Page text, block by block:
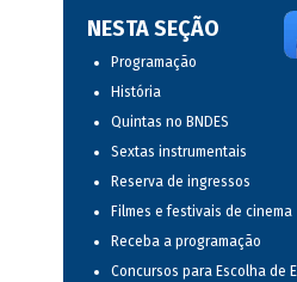
NESTA SEÇÃO
Programação
História
Quintas no BNDES
Sextas instrumentais
Reserva de ingressos
Filmes e festivais de cinema
Receba a programação
Concursos para Escolha de